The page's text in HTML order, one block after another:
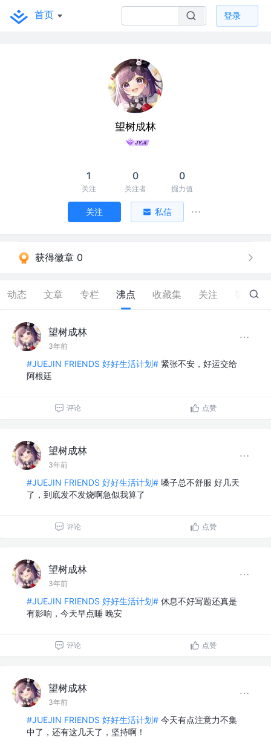
首页 登录
望树成林
1
关注
0
关注者
0
掘力值
关注 私信
获得徽章 0
动态 文章 专栏 沸点 收藏集 关注 0
望树成林
3年前
#JUEJIN FRIENDS 好好生活计划# 紧张不安，好运交给
阿根廷
评论 点赞
望树成林
3年前
#JUEJIN FRIENDS 好好生活计划# 嗓子总不舒服 好几天
了，到底发不发烧啊急似我算了
评论 点赞
望树成林
3年前
#JUEJIN FRIENDS 好好生活计划# 休息不好写题还真是
有影响，今天早点睡 晚安
评论 点赞
望树成林
3年前
#JUEJIN FRIENDS 好好生活计划# 今天有点注意力不集
中了，还有这几天了，坚持啊！